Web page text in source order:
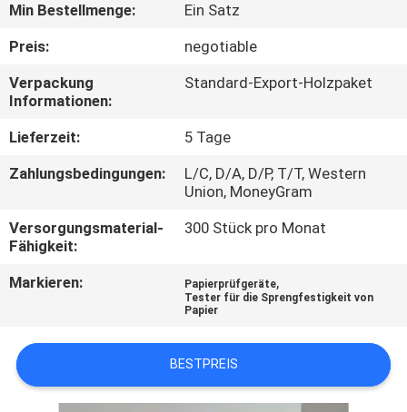
TRETEN
MIT
UNS
VERBINDUNG
FORDERN
SIE
ZITAT
SITEMAP
Min Bestellmenge:
Ein Satz
Preis:
negotiable
Verpackung
Informationen:
Standard-Export-Holzpaket
Lieferzeit:
5 Tage
Zahlungsbedingungen:
L/C, D/A, D/P, T/T, Western
Union, MoneyGram
Versorgungsmaterial-
Fähigkeit:
300 Stück pro Monat
Markieren: Papierprüfgeräte,
Tester für die Sprengfestigkeit von
Papier
BESTPREIS